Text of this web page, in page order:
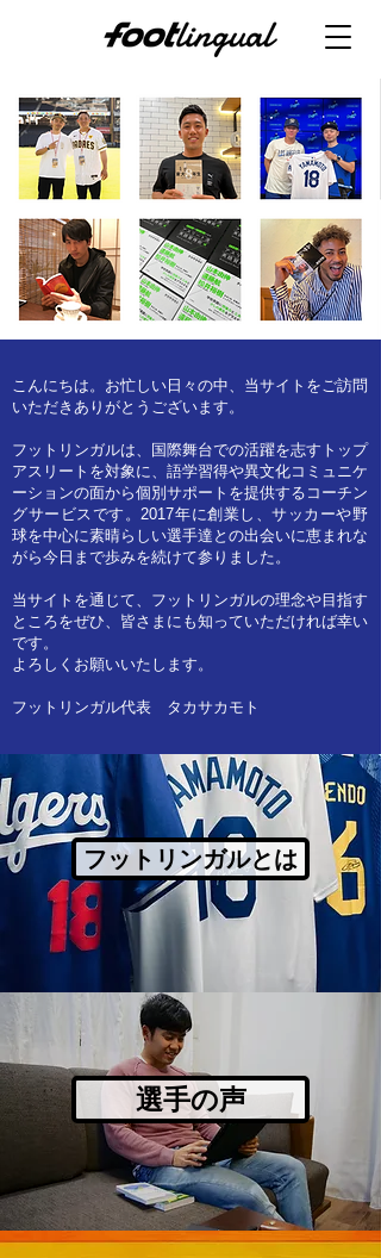
こんにちは。お忙しい日々の中、当サイトをご訪問
いただきありがとうございます。
フットリンガルは、国際舞台での活躍を志すトップ
アスリートを対象に、語学習得や異文化コミュニケ
ーションの面から個別サポートを提供するコーチン
グサービスです。2017年に創業し、サッカーや野
球を中心に素晴らしい選手達との出会いに恵まれな
がら今日まで歩みを続けて参りました。
当サイトを通じて、フットリンガルの理念や目指す
ところをぜひ、皆さまにも知っていただければ幸い
です。​
よろしくお願いいたします。
フットリンガル代表 タカサカモト
フットリンガルとは
選手の声